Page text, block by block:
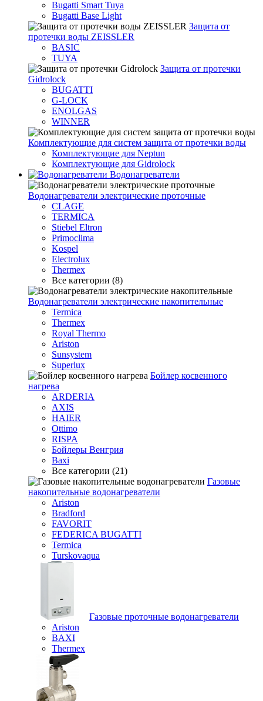
Bugatti Smart Tuya
Bugatti Base Light
Защита от
протечки воды ZEISSLER
BASIC
TUYA
Защита от протечки
Gidrolock
BUGATTI
G-LOCK
ENOLGAS
WINNER
Комплектующие для систем защита от протечки воды
Комплектующие для Neptun
Комплектующие для Gidrolock
Водонагреватели
Водонагреватeли электрические проточные
CLAGE
TERMICA
Stiebel Eltron
Primoclima
Kospel
Electrolux
Thermex
Все категории (8)
Водонагреватели электрические накопительные
Termica
Thermex
Royal Thermo
Ariston
Sunsystem
Superlux
Бойлер косвенного
нагрева
ARDERIA
AXIS
HAIER
Ottimo
RISPA
Бойлеры Венгрия
Baxi
Все категории (21)
Газовые
накопительные водонагреватели
Ariston
Bradford
FAVORIT
FEDERICA BUGATTI
Termica
Turskovaqua
Газовые проточные водонагреватели
Ariston
BAXI
Thermex